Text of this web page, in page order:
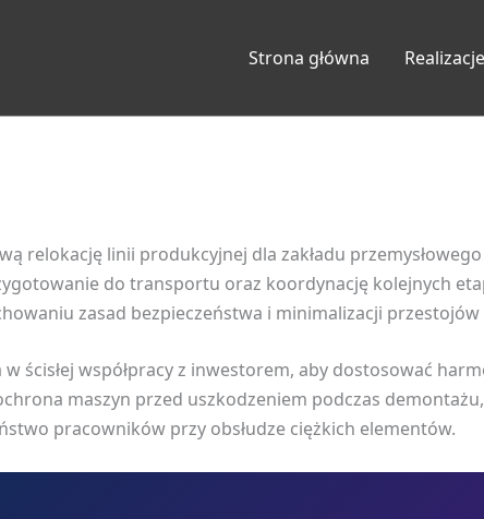
Strona główna Realizacje
relokację linii produkcyjnej dla zakładu
do transportu oraz koordynację kolejnych
zasad bezpieczeństwa i minimalizacji
ścisłej współpracy z inwestorem, aby dostosować
maszyn przed uszkodzeniem podczas
pracowników przy obsłudze ciężkich elementów.